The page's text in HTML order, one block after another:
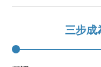
三步成